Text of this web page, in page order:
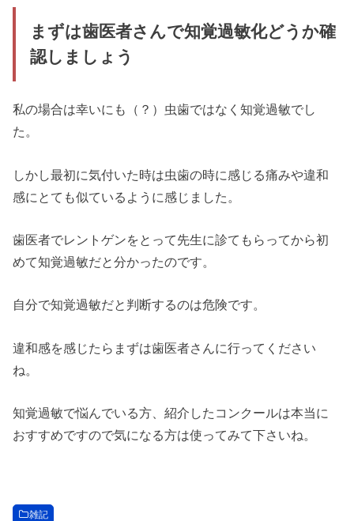
まずは歯医者さんで知覚過敏化どうか確
認しましょう
私の場合は幸いにも（？）虫歯ではなく知覚過敏でし
た。
しかし最初に気付いた時は虫歯の時に感じる痛みや違和
感にとても似ているように感じました。
歯医者でレントゲンをとって先生に診てもらってから初
めて知覚過敏だと分かったのです。
自分で知覚過敏だと判断するのは危険です。
違和感を感じたらまずは歯医者さんに行ってください
ね。
知覚過敏で悩んでいる方、紹介したコンクールは本当に
おすすめですので気になる方は使ってみて下さいね。
雑記